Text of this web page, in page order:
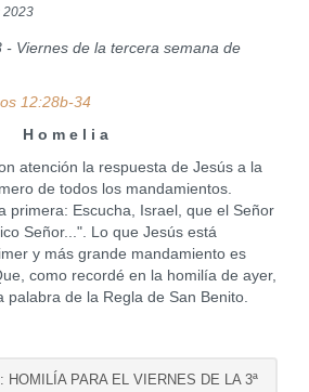
2023
- Viernes de la tercera semana de
12:28b-34
H o m e l i a
la respuesta de Jesús a la
de todos los mandamientos.
primera: Escucha, Israel, que el Señor
Señor...". Lo que Jesús está
y más grande mandamiento es
como recordé en la homilía de ayer,
palabra de la Regla de San Benito.
HOMILÍA PARA EL VIERNES DE LA 3ª